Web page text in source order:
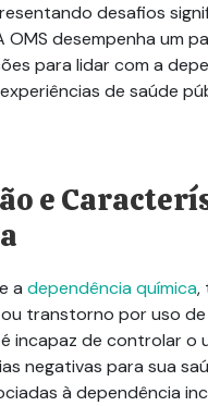
desafios
OMS desempenha um
para lidar com a
de saúde
e
a dependência química,
transtorno por uso
incapaz de controlar o
negativas para sua
à dependência